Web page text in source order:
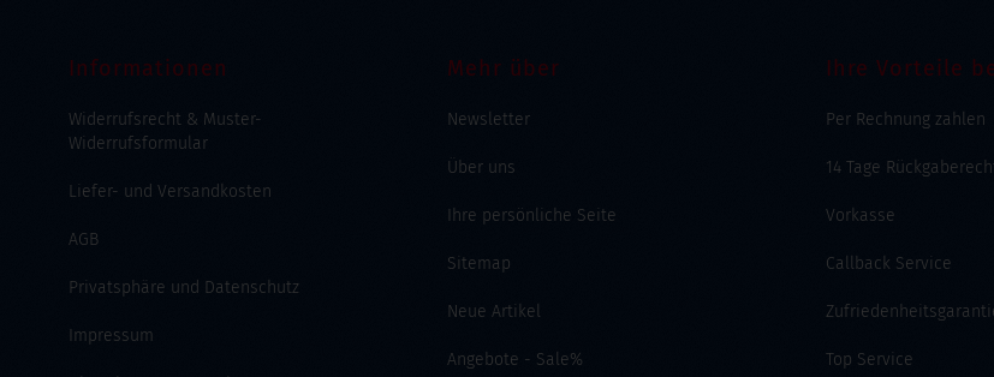
Informationen
Widerrufsrecht & Muster-
Widerrufsformular
Liefer- und Versandkosten
AGB
Privatsphäre und Datenschutz
Impressum
Mehr über
Newsletter
Über uns
Ihre persönliche Seite
Sitemap
Neue Artikel
Angebote - Sale%
Ihre Vorteile
Per Rechnung zahlen
14 Tage
Vorkasse
Callback Service
Top Service